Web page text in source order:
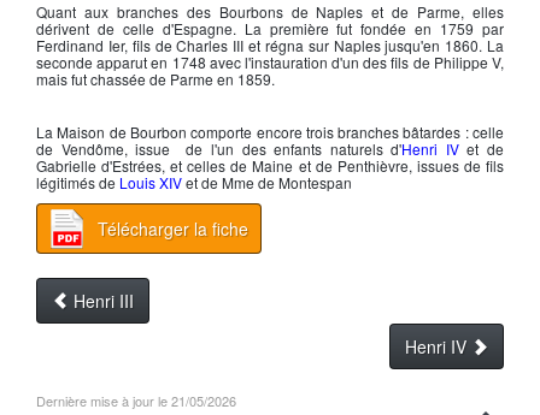
Quant aux branches des Bourbons de Naples et de Parme, elles
dérivent de celle d'Espagne. La première fut fondée en 1759 par
Ferdinand Ier, fils deCharles III et régna sur Naples jusqu'en 1860. La
seconde apparut en 1748 avec l'instauration d'un des fils de PhilippeV,
mais fut chassée de Parme en 1859.
La Maison de Bourbon comporte encore trois branches bâtardes : celle
de Vendôme, issue de l'un des enfants naturels d'Henri IVet de
Gabrielle d'Estrées, et celles de Maine et de Penthièvre, issues de fils
légitimés de Louis XIVet de Mme de Montespan
Télécharger la fiche
Henri III
Henri IV
Dernière mise à jour le 21/05/2026